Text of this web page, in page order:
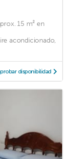
15 m² en
acondicionado,
disponibilidad